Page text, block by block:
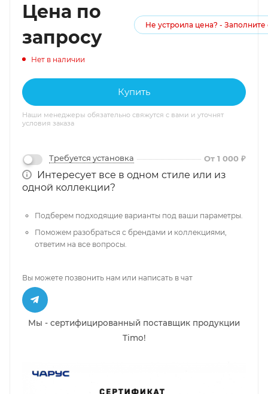
Цена по
запросу
Не устроила цена? -
Нет в наличии
Купить
Наши менеджеры обязательно свяжутся с вами и уточнят
условия заказа
Требуется установка От 1 000 ₽
Интересует все в одном стиле или из
одной коллекции?
Подберем подходящие варианты под ваши параметры.
Поможем разобраться с брендами и коллекциями,
ответим на все вопросы.
Вы можете позвонить нам или написать в чат
Мы - сертифицированный поставщик продукции
Timo!